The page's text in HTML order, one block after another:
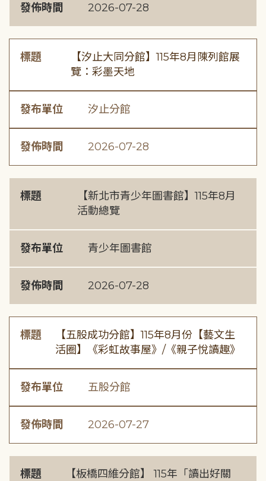
發佈時間 2026-07-28
標題
【汐止大同分館】115年8月陳列館展
覽：彩墨天地
發布單位 汐止分館
發佈時間 2026-07-28
標題
【新北市青少年圖書館】115年8月
活動總覽
發布單位 青少年圖書館
發佈時間 2026-07-28
標題
【五股成功分館】115年8月份【藝文生
活圈】《彩虹故事屋》/《親子悅讀趣》
發布單位 五股分館
發佈時間 2026-07-27
標題
【板橋四維分館】 115年「讀出好關